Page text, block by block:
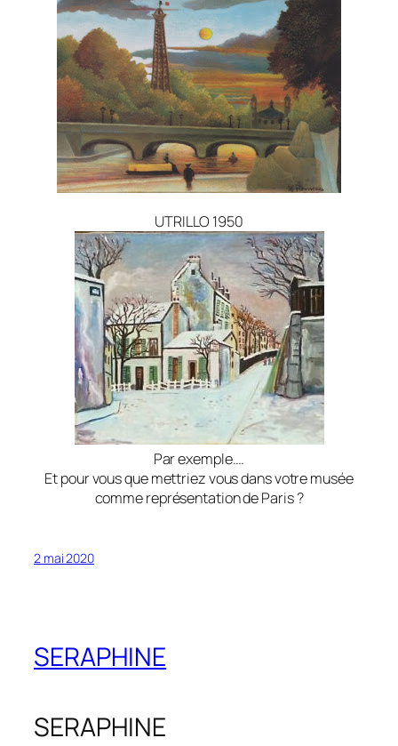
UTRILLO 1950
Par exemple….
Et pour vous que mettriez vous dans votre musée
comme représentation de Paris ?
2 mai 2020
SERAPHINE
SERAPHINE